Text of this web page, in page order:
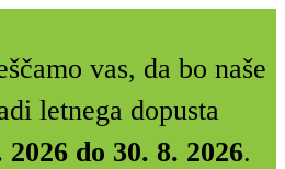
vas, da bo naše
letnega dopusta
2026 do 30. 8. 2026.